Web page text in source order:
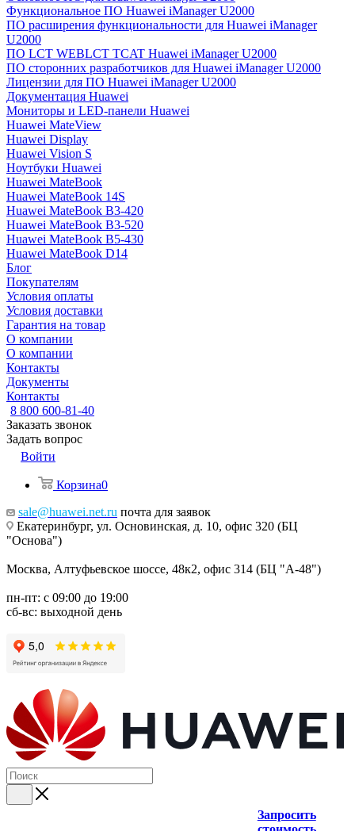
Функциональное ПО Huawei iManager U2000
ПО расширения функциональности для Huawei iManager
U2000
ПО LCT WEBLCT TCAT Huawei iManager U2000
ПО сторонних разработчиков для Huawei iManager U2000
Лицензии для ПО Huawei iManager U2000
Документация Huawei
Мониторы и LED-панели Huawei
Huawei MateView
Huawei Display
Huawei Vision S
Ноутбуки Huawei
Huawei MateBook
Huawei MateBook 14S
Huawei MateBook B3-420
Huawei MateBook B3-520
Huawei MateBook B5-430
Huawei MateBook D14
Блог
Покупателям
Условия оплаты
Условия доставки
Гарантия на товар
О компании
О компании
Контакты
Документы
Контакты
8 800 600-81-40
Заказать звонок
Задать вопрос
Войти
Корзина0
sale@huawei.net.ru почта для заявок
Екатеринбург, ул. Основинская, д. 10, офис 320 (БЦ
"Основа")
Москва, Алтуфьевское шоссе, 48к2, офис 314 (БЦ "А-48")
пн-пт: с 09:00 до 19:00
сб-вс: выходной день
Запросить